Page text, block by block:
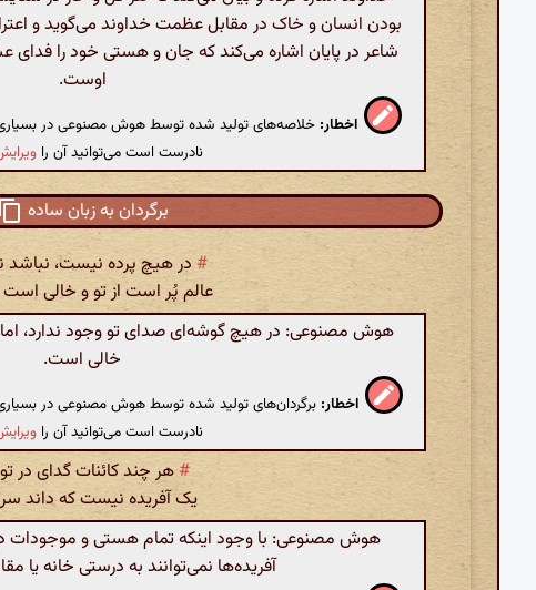
بودن انسان و خاک در مقابل عظمت خداوند می‌گوید و
شاعر در پایان اشاره می‌کند که جان و هستی خود را فدای
اوست.
اخطار: خلاصه‌های تولید شده توسط هوش مصنوعی در بسیاری
نادرست است می‌توانید آن را
برگردان به زبان ساده
# در هیچ پرده نیست، نباشد
عالم پُر است از تو و خالی
هوش مصنوعی: در هیچ گوشه‌ای صدای تو وجود ندارد، اما
خالی است.
اخطار: برگردان‌های تولید شده توسط هوش مصنوعی در بسیاری
نادرست است می‌توانید آن را
#هر چند کائنات گدای در
یک آفریده نیست که داند
هوش مصنوعی: با وجود اینکه تمام هستی و
آفریده‌ها نمی‌توانند به درستی خانه یا